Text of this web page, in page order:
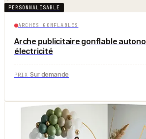
PERSONNALISABLE
ARCHES GONFLABLES
Arche publicitaire gonflable
électricité
PRIX Sur demande